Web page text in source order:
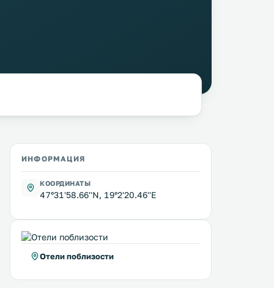
ИНФОРМАЦИЯ
КООРДИНАТЫ
47°31'58.66''N, 19°2'20.46''E
Отели поблизости